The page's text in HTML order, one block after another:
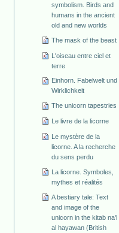
symbolism. Birds and
humans in the ancient
old and new worlds
The mask of the beast
L'oiseau entre ciel et
terre
Einhorn. Fabelwelt und
Wirklichkeit
The unicorn tapestries
Le livre de la licorne
Le mystère de la
licorne. A la recherche
du sens perdu
La licorne. Symboles,
mythes et réalités
A bestiary tale: Text
and image of the
unicorn in the kitab na'l
al hayawan (British